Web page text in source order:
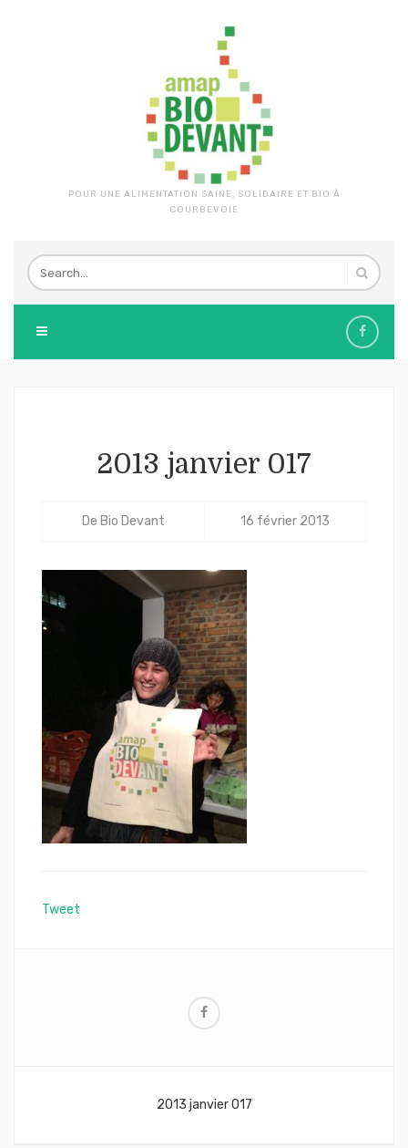
POUR UNE ALIMENTATION SAINE, SOLIDAIRE ET BIO À
COURBEVOIE
2013 janvier 017
De Bio Devant 16 février 2013
Tweet
2013 janvier 017